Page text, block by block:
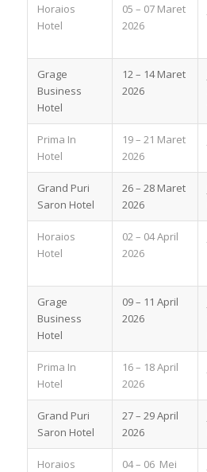
Horaios
Hotel
05 – 07 Maret
2026
Grage
Business
Hotel
12 – 14 Maret
2026
Prima In
Hotel
19 – 21 Maret
2026
Grand Puri
Saron Hotel
26 – 28 Maret
2026
Horaios
Hotel
02 – 04 April
2026
Grage
Business
Hotel
09 – 11 April
2026
Prima In
Hotel
16 – 18 April
2026
Grand Puri
Saron Hotel
27 – 29 April
2026
Horaios
04 – 06 Mei